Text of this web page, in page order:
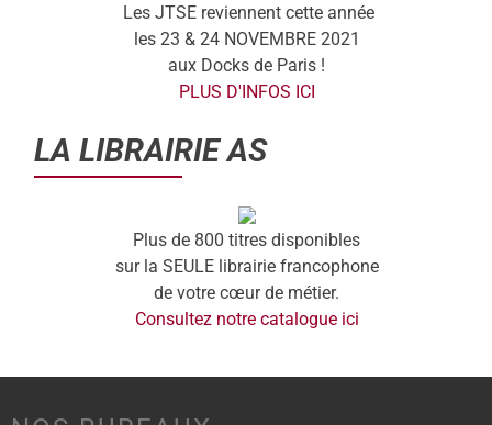
Les JTSE reviennent cette année
les 23 & 24 NOVEMBRE 2021
aux Docks de Paris !
PLUS D'INFOS ICI
LA LIBRAIRIE AS
Plus de 800 titres disponibles
sur la SEULE librairie francophone
de votre cœur de métier.
Consultez notre catalogue ici